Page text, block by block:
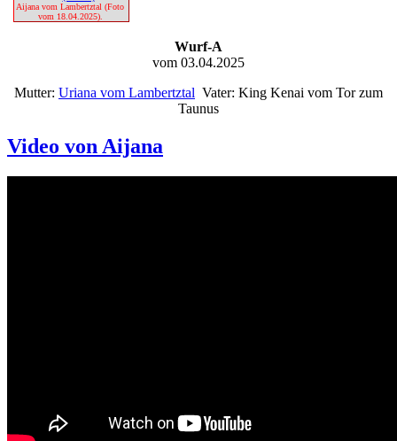
Aijana vom Lambertztal (Foto
vom 18.04.2025).
Wurf-A
vom 03.04.2025
Mutter: Uriana vom Lambertztal Vater: King Kenai vom Tor zum
Taunus
Video von Aijana